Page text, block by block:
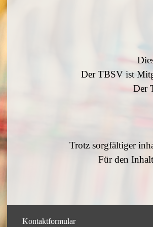
Der TBSV ist
Der
Trotz sorgfältiger
Für den
Kontaktformular